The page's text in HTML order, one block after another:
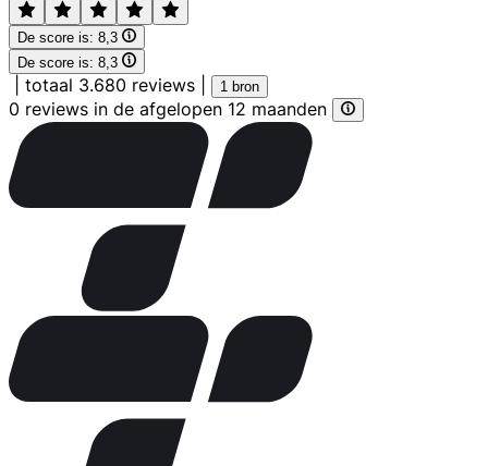
De score is: 8,3
De score is: 8,3
totaal 3.680 reviews 1 bron
0 reviews in de afgelopen 12 maanden